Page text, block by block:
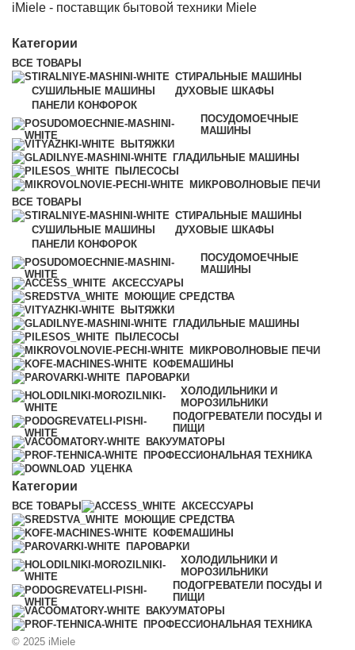
iMiele - поставщик бытовой техники Miele
Категории
ВСЕ ТОВАРЫ
СТИРАЛЬНЫЕ МАШИНЫ
СУШИЛЬНЫЕ МАШИНЫ
ДУХОВЫЕ ШКАФЫ
ПАНЕЛИ КОНФОРОК
ПОСУДОМОЕЧНЫЕ
МАШИНЫ
ВЫТЯЖКИ
ГЛАДИЛЬНЫЕ МАШИНЫ
ПЫЛЕСОСЫ
МИКРОВОЛНОВЫЕ ПЕЧИ
ВСЕ ТОВАРЫ
СТИРАЛЬНЫЕ МАШИНЫ
СУШИЛЬНЫЕ МАШИНЫ
ДУХОВЫЕ ШКАФЫ
ПАНЕЛИ КОНФОРОК
ПОСУДОМОЕЧНЫЕ
МАШИНЫ
АКСЕССУАРЫ
МОЮЩИЕ СРЕДСТВА
ВЫТЯЖКИ
ГЛАДИЛЬНЫЕ МАШИНЫ
ПЫЛЕСОСЫ
МИКРОВОЛНОВЫЕ ПЕЧИ
КОФЕМАШИНЫ
ПАРОВАРКИ
ХОЛОДИЛЬНИКИ И
МОРОЗИЛЬНИКИ
ПОДОГРЕВАТЕЛИ ПОСУДЫ И
ПИЩИ
ВАКУУМАТОРЫ
ПРОФЕССИОНАЛЬНАЯ ТЕХНИКА
УЦЕНКА
Категории
ВСЕ ТОВАРЫ
АКСЕССУАРЫ
МОЮЩИЕ СРЕДСТВА
КОФЕМАШИНЫ
ПАРОВАРКИ
ХОЛОДИЛЬНИКИ И
МОРОЗИЛЬНИКИ
ПОДОГРЕВАТЕЛИ ПОСУДЫ И
ПИЩИ
ВАКУУМАТОРЫ
ПРОФЕССИОНАЛЬНАЯ ТЕХНИКА
© 2025 iMiele